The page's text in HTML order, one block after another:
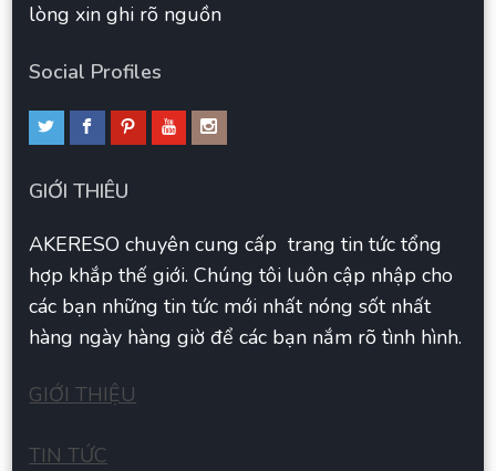
lòng xin ghi rõ nguồn
Social Profiles
GIỚI THIÊU
AKERESO chuyên cung cấp trang tin tức tổng
hợp khắp thế giới. Chúng tôi luôn cập nhập cho
các bạn những tin tức mới nhất nóng sốt nhất
hàng ngày hàng giờ để các bạn nắm rõ tình hình.
GIỚI THIỆU
TIN TỨC